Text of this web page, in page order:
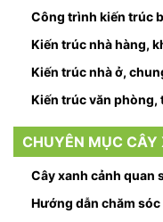
Công trình kiến trúc
Kiến trúc nhà hàng,
Kiến trúc nhà ở,
Kiến trúc văn phòng,
CHUYÊN MỤC CÂY
Cây xanh cảnh quan
Hướng dẫn chăm sóc